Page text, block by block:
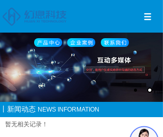
丨新闻动态 NEWS INFORMATION
暂无相关记录！